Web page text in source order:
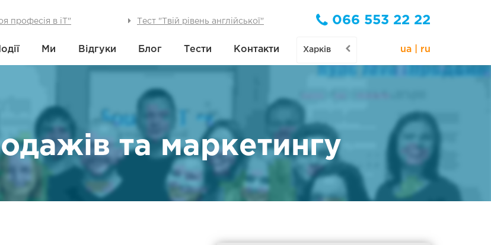
066 553 22 22
Ми Відгуки Блог Тести Контакти Харків ua ru
професія в iT" Тест "Твій рівень англійської"
та маркетингу